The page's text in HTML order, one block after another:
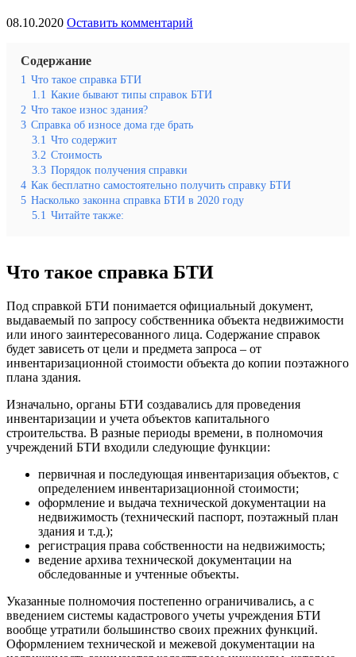
08.10.2020 Оставить комментарий
Содержание
1 Что такое справка БТИ
1.1 Какие бывают типы справок БТИ
2 Что такое износ здания?
3 Справка об износе дома где брать
3.1 Что содержит
3.2 Стоимость
3.3 Порядок получения справки
4 Как бесплатно самостоятельно получить справку БТИ
5 Насколько законна справка БТИ в 2020 году
5.1 Читайте также:
Что такое справка БТИ
Под справкой БТИ понимается официальный документ,
выдаваемый по запросу собственника объекта недвижимости
или иного заинтересованного лица. Содержание справок
будет зависеть от цели и предмета запроса – от
инвентаризационной стоимости объекта до копии поэтажного
плана здания.
Изначально, органы БТИ создавались для проведения
инвентаризации и учета объектов капитального
строительства. В разные периоды времени, в полномочия
учреждений БТИ входили следующие функции:
первичная и последующая инвентаризация объектов, с
определением инвентаризационной стоимости;
оформление и выдача технической документации на
недвижимость (технический паспорт, поэтажный план
здания и т.д.);
регистрация права собственности на недвижимость;
ведение архива технической документации на
обследованные и учтенные объекты.
Указанные полномочия постепенно ограничивались, а с
введением системы кадастрового учеты учреждения БТИ
вообще утратили большинство своих прежних функций.
Оформлением технической и межевой документации на